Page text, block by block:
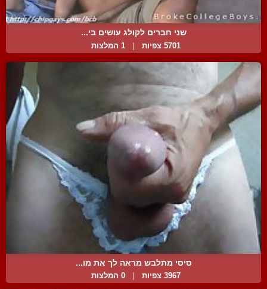
שני חברים לקולג עושים בי...
5701 צפיות | 1 המלצות
סיסי מתלבש מראה לך את מו...
3967 צפיות 0 המלצות